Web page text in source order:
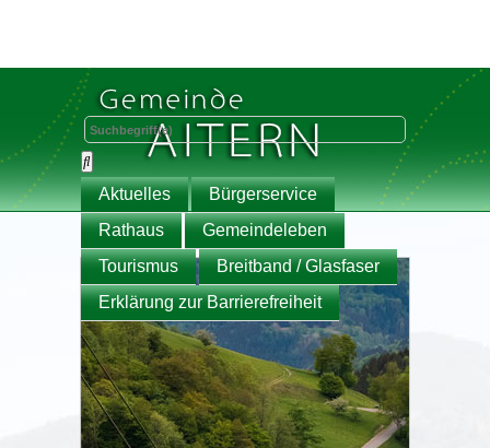
Aktuelles
Bürgerservice
Rathaus
Gemeindeleben
Tourismus
Breitband / Glasfaser
Erklärung zur Barrierefreiheit